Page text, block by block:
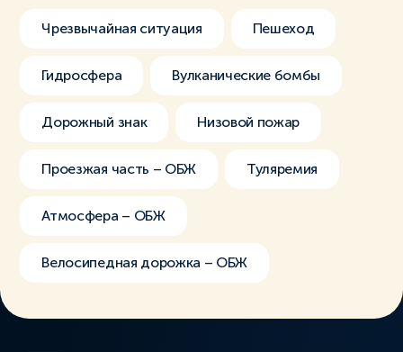
Чрезвычайная ситуация Пешеход
Гидросфера Вулканические бомбы
Дорожный знак Низовой пожар
Проезжая часть – ОБЖ Туляремия
Атмосфера – ОБЖ
Велосипедная дорожка – ОБЖ